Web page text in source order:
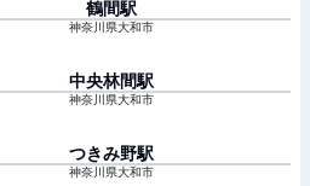
鶴間駅
神奈川県大和市
中央林間駅
神奈川県大和市
つきみ野駅
神奈川県大和市